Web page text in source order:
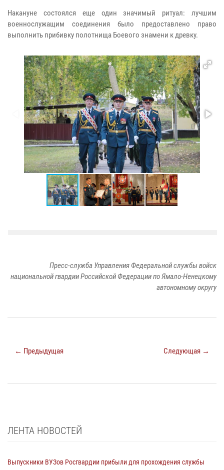
Накануне состоялся еще один значимый ритуал: лучшим
военнослужащим соединения было предоставлено право
выполнить прибивку полотнища Боевого знамени к древку.
Пресс-служба Управления Федеральной службы войск
национальной гвардии Российской Федерации по Ямало-Ненецкому
автономному округу
← Предыдущая Следующая →
ЛЕНТА НОВОСТЕЙ
Выпускники ВУЗов Росгвардии прибыли для прохождения службы